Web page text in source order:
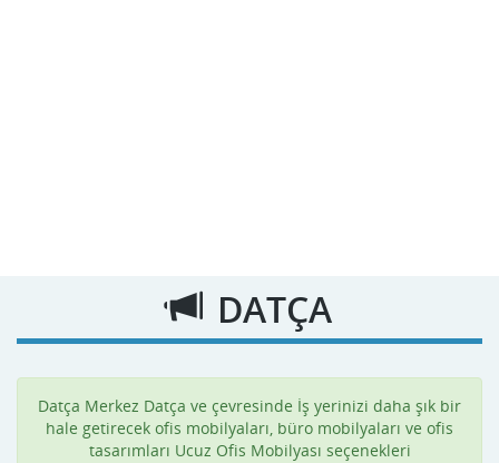
DATÇA
Datça Merkez Datça ve çevresinde İş yerinizi daha şık bir
hale getirecek ofis mobilyaları, büro mobilyaları ve ofis
tasarımları Ucuz Ofis Mobilyası seçenekleri